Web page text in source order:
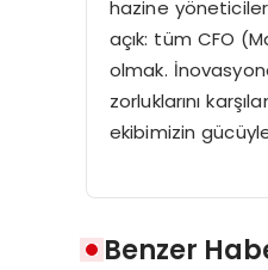
hazine yö
açık: tüm CFO
olmak.
zorluklarını
ekibimizin
Benzer